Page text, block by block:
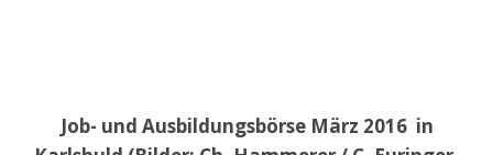
Job- und Ausbildungsbörse März 2016 in